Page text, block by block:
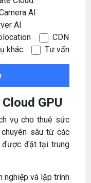
AI
AI
CDN
khác Tư vấn
GPU
vụ cho thuê sức
sâu từ các
được đặt tại trung
nghiệp và lập trình